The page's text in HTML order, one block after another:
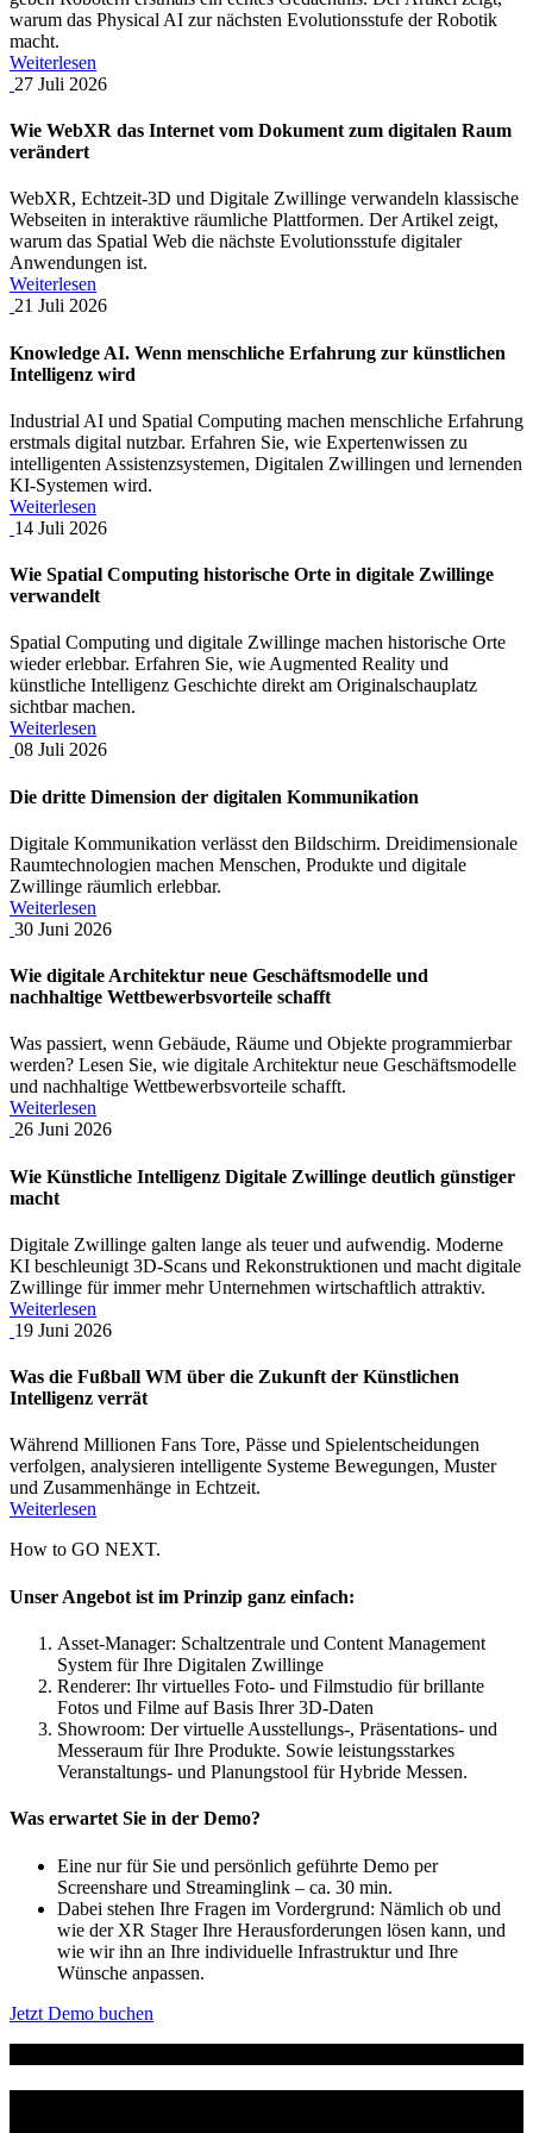
warum das Physical AI zur nächsten Evolutionsstufe der Robotik
macht.
Weiterlesen
27 Juli 2026
Wie WebXR das Internet vom Dokument zum digitalen Raum
verändert
WebXR, Echtzeit-3D und Digitale Zwillinge verwandeln klassische
Webseiten in interaktive räumliche Plattformen. Der Artikel zeigt,
warum das Spatial Web die nächste Evolutionsstufe digitaler
Anwendungen ist.
Weiterlesen
21 Juli 2026
Knowledge AI. Wenn menschliche Erfahrung zur künstlichen
Intelligenz wird
Industrial AI und Spatial Computing machen menschliche Erfahrung
erstmals digital nutzbar. Erfahren Sie, wie Expertenwissen zu
intelligenten Assistenzsystemen, Digitalen Zwillingen und lernenden
KI-Systemen wird.
Weiterlesen
14 Juli 2026
Wie Spatial Computing historische Orte in digitale Zwillinge
verwandelt
Spatial Computing und digitale Zwillinge machen historische Orte
wieder erlebbar. Erfahren Sie, wie Augmented Reality und
künstliche Intelligenz Geschichte direkt am Originalschauplatz
sichtbar machen.
Weiterlesen
08 Juli 2026
Die dritte Dimension der digitalen Kommunikation
Digitale Kommunikation verlässt den Bildschirm. Dreidimensionale
Raumtechnologien machen Menschen, Produkte und digitale
Zwillinge räumlich erlebbar.
Weiterlesen
30 Juni 2026
Wie digitale Architektur neue Geschäftsmodelle und
nachhaltige Wettbewerbsvorteile schafft
Was passiert, wenn Gebäude, Räume und Objekte programmierbar
werden? Lesen Sie, wie digitale Architektur neue Geschäftsmodelle
und nachhaltige Wettbewerbsvorteile schafft.
Weiterlesen
26 Juni 2026
Wie Künstliche Intelligenz Digitale Zwillinge deutlich günstiger
macht
Digitale Zwillinge galten lange als teuer und aufwendig. Moderne
KI beschleunigt 3D-Scans und Rekonstruktionen und macht digitale
Zwillinge für immer mehr Unternehmen wirtschaftlich attraktiv.
Weiterlesen
19 Juni 2026
Was die Fußball WM über die Zukunft der Künstlichen
Intelligenz verrät
Während Millionen Fans Tore, Pässe und Spielentscheidungen
verfolgen, analysieren intelligente Systeme Bewegungen, Muster
und Zusammenhänge in Echtzeit.
Weiterlesen
How to GO NEXT.
Unser Angebot ist im Prinzip ganz einfach:
Asset-Manager: Schaltzentrale und Content Management
System für Ihre Digitalen Zwillinge
Renderer: Ihr virtuelles Foto- und Filmstudio für brillante
Fotos und Filme auf Basis Ihrer 3D-Daten
Showroom: Der virtuelle Ausstellungs-, Präsentations- und
Messeraum für Ihre Produkte. Sowie leistungsstarkes
Veranstaltungs- und Planungstool für Hybride Messen.
Was erwartet Sie in der Demo?
Eine nur für Sie und persönlich geführte Demo per
Screenshare und Streaminglink – ca. 30 min.
Dabei stehen Ihre Fragen im Vordergrund: Nämlich ob und
wie der XR Stager Ihre Herausforderungen lösen kann, und
wie wir ihn an Ihre individuelle Infrastruktur und Ihre
Wünsche anpassen.
Jetzt Demo buchen